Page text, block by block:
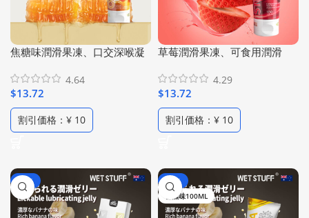
焦糖味潤滑果凍、口交深喉凝
油，純植物焦糖配方、水溶性
低刺激、 甜味潤滑啫咖哩
（100ml/ 3.38 Fl Oz）
4.64
$13.72
割引価格：¥ 10
草莓潤滑果凍、可食用潤滑
油、低過敏性人體潤滑油、高
比例草莓精華配方、純植物水
果潤滑劑(100ml/3.38 Fl Oz)
4.29
$13.72
割引価格：¥ 10
-70%
-73%
香蕉味100ML